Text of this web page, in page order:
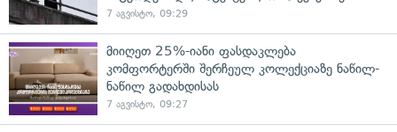
7 აგვისტო, 09:29
მიიღეთ 25%-იანი ფასდაკლება
კომფორტერში შერჩეულ კოლექციაზე ნაწილ-
ნაწილ გადახდისას
7 აგვისტო, 09:27